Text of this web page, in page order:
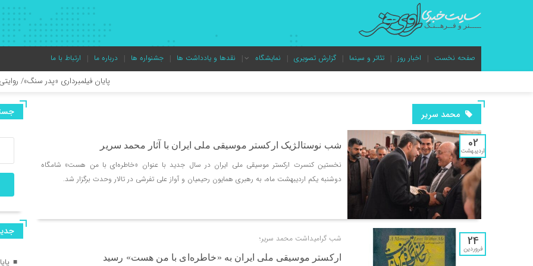
صفحه نخست اخبار روز تئاتر و سینما گزارش تصویری نمایشگاه نقدها و یادداشت ها جشنواره ها درباره ما ارتباط با ما
پایان فیلمبرداری «پدر سنگ»/ روایتی از زخم‌های
علیرضا قربانی «گل‌های باران خورده» را خواند/
“بایکوت” روی صحنه می‌رود/ حسین میرزائیان
آغاز رویدادهای بیست‌ویکمین جشنواره
محمد سریر
02
اردیبهشت
شب نوستالژیک ارکستر موسیقی ملی ایران با آثار محمد سریر
نخستین کنسرت ارکستر موسیقی ملی ایران در سال جدید با عنوان «خاطره‌‎‌ای با من هست» شامگاه
دو‌شنبه یکم اردیبهشت ماه، به رهبری همایون رحیمیان و آواز علی تفرشی در تالار وحدت برگزار شد.
24
فروردین
شب گرامیداشت محمد سریر؛
ارکستر موسیقی ملی ایران به «خاطره‌ای با من هست» رسید